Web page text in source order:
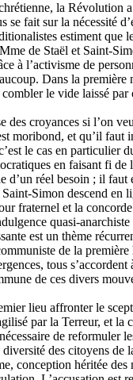
la Révolution
se fait sur la nécessité
estiment que
de Staël et Saint-
à l’activisme de
Dans la
le vide laissé
des croyances si l’on
moribond, et qu’il
le cas en
en faisant fi
d’un réel besoin ; il
Simon descend
fraternel et la
quasi-
est un thème
de la
tous
de ces divers
lieu affronter le
par la Terreur, et la
de reformuler
des citoyens
conception héritée